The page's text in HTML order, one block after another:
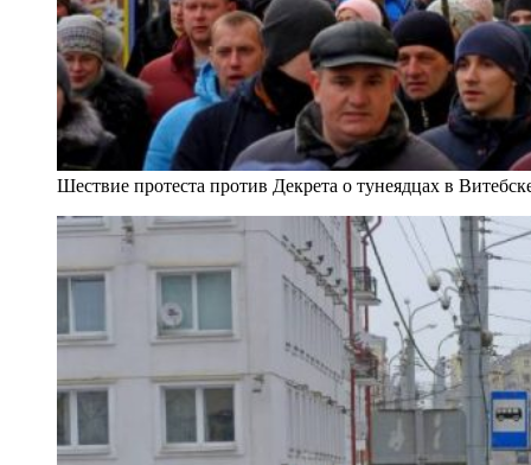
Шествие протеста против Декрета о тунеядцах в